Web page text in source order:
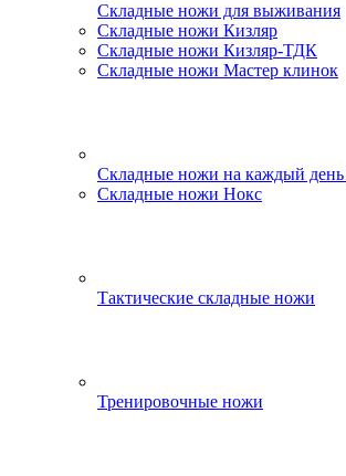
Складные ножи для выживания
Складные ножи Кизляр
Складные ножи Кизляр-ТДК
Складные ножи Мастер клинок
Складные ножи на каждый
Складные ножи Нокс
Тактические складные ножи
Тренировочные ножи